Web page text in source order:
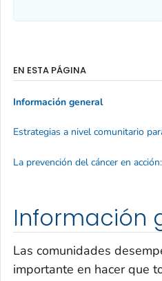
Información
Las comunidades
importante en hacer que
EN ESTA PÁGINA
Información general
Estrategias a nivel comunitario
La prevención del cáncer en